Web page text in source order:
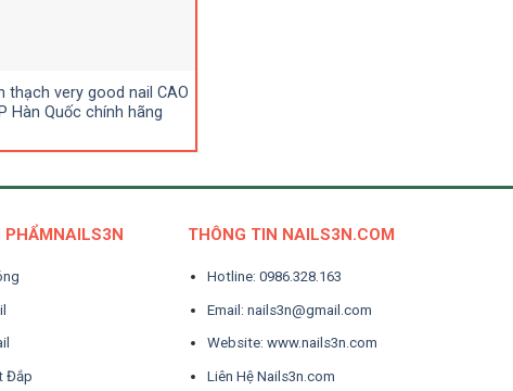
thạch very good nail CAO
Hàn Quốc chính hãng
PHẨMNAILS3N
Đắp
THÔNG TIN NAILS3N.COM
Hotline: 0986.328.163
Email: nails3n@gmail.com
Website: www.nails3n.com
Liên Hệ Nails3n.com